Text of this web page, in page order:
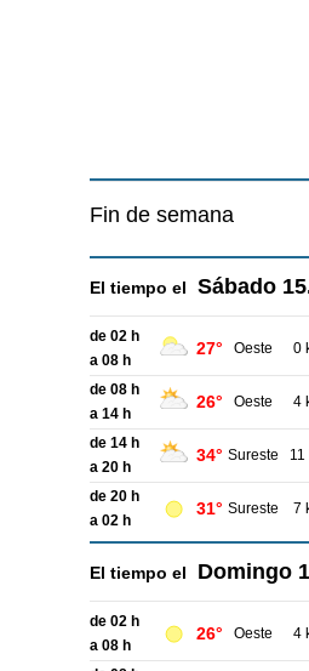
Fin de semana
El tiempo el Sábado
de 02 h
a 08 h
27° Oeste 0
de 08 h
a 14 h
26° Oeste 4
de 14 h
a 20 h
34° Sureste 11
de 20 h
a 02 h
31° Sureste 7
El tiempo el Domingo
de 02 h
a 08 h
26° Oeste 4